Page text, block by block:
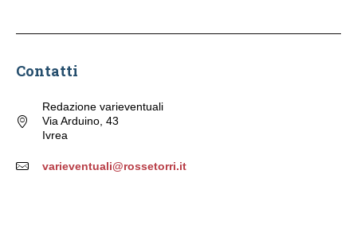
Contatti
Redazione varieventuali
Via Arduino, 43
Ivrea
varieventuali@rossetorri.it